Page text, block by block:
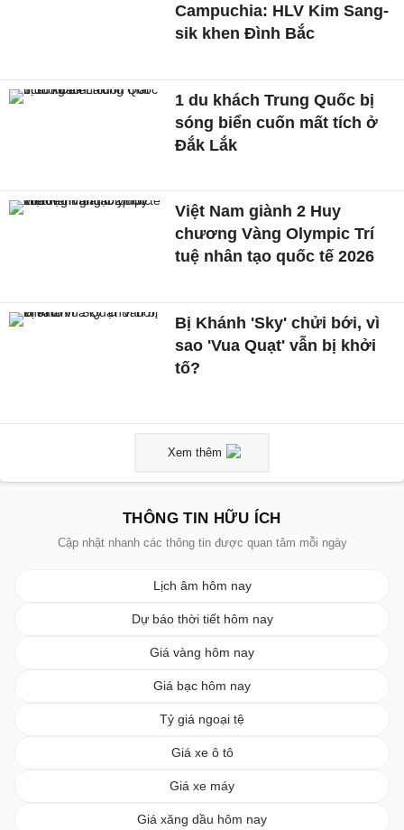
Campuchia: HLV Kim Sang-
sik khen Đình Bắc
1 du khách Trung Quốc bị
sóng biển cuốn mất tích ở
Đắk Lắk
Việt Nam giành 2 Huy
chương Vàng Olympic Trí
tuệ nhân tạo quốc tế 2026
Bị Khánh 'Sky' chửi bới, vì
sao 'Vua Quạt' vẫn bị khởi
tố?
Xem thêm
THÔNG TIN HỮU ÍCH
Cập nhật nhanh các thông tin được quan tâm mỗi ngày
Lịch âm hôm nay
Dự báo thời tiết hôm nay
Giá vàng hôm nay
Giá bạc hôm nay
Tỷ giá ngoại tệ
Giá xe ô tô
Giá xe máy
Giá xăng dầu hôm nay